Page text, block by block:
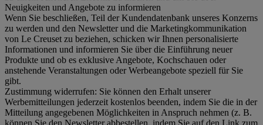
Neuigkeiten und Angebote zu informieren
Wenn Sie beschließen, Teil der Kundendatenbank unseres Konzerns
zu werden und den Newsletter und die Marketingkommunikation
von Le Creuset zu beziehen, schicken wir Ihnen personalisierte
Informationen und informieren Sie über die Einführung neuer
Produkte und ob es exklusive Angebote, Kochschauen oder
anstehende Veranstaltungen oder Werbeangebote speziell für Sie
gibt.
Zustimmung widerrufen: Sie können den Erhalt unserer
Werbemitteilungen jederzeit kostenlos beenden, indem Sie die in der
Mitteilung angegebenen Möglichkeiten in Anspruch nehmen (z. B.
können Sie den Newsletter abbestellen, indem Sie auf den Link zum